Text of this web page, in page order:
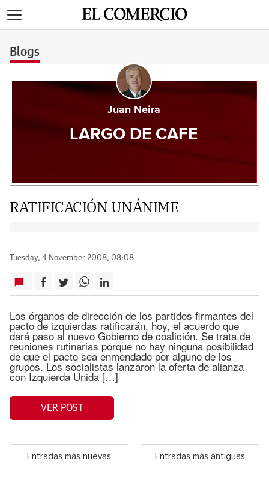
Blogs
Juan Neira
LARGO DE CAFE
RATIFICACIÓN UNÁNIME
Tuesday, 4 November 2008, 08:08
Los órganos de dirección de los partidos firmantes del
pacto de izquierdas ratificarán, hoy, el acuerdo que
dará paso al nuevo Gobierno de coalición. Se trata de
reuniones rutinarias porque no hay ninguna posibilidad
de que el pacto sea enmendado por alguno de los
grupos. Los socialistas lanzaron la oferta de alianza
con Izquierda Unida […]
VER POST
Entradas más nuevas Entradas más antiguas